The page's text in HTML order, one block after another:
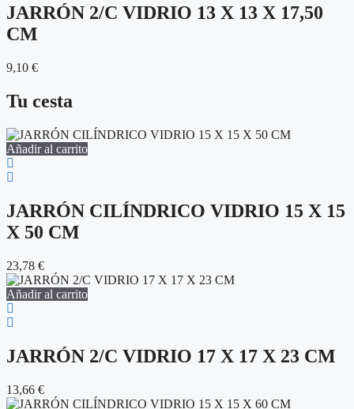
JARRÓN 2/C VIDRIO 13 X 13 X 17,50
CM
9,10 €
Tu cesta
Añadir al carrito
JARRÓN CILÍNDRICO VIDRIO 15 X 15
X 50 CM
23,78 €
Añadir al carrito
JARRÓN 2/C VIDRIO 17 X 17 X 23 CM
13,66 €